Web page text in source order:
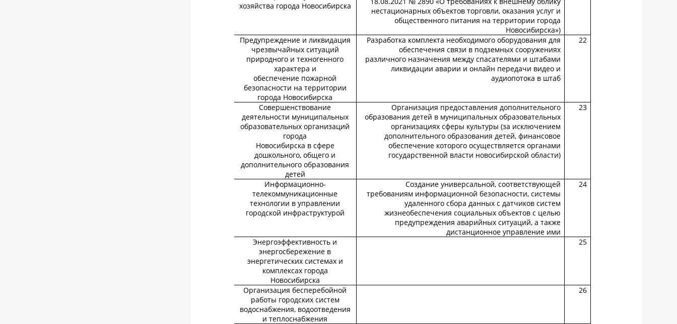
хозяйства города Новосибирска
нестационарных объектов торговли, оказания услуг и
общественного питания на территории города
Новосибирска»)
22
Разработка комплекта необходимого оборудования для
обеспечения связи в подземных сооружениях
различного назначения между спасателями и штабами
ликвидации аварии и онлайн передачи видео и
аудиопотока в штаб
Предупреждение и ликвидация
чрезвычайных ситуаций
природного и техногенного
характера и
обеспечение пожарной
безопасности на территории
города Новосибирска
23
Организация предоставления дополнительного
образования детей в муниципальных образовательных
организациях сферы культуры (за исключением
дополнительного образования детей, финансовое
обеспечение которого осуществляется органами
государственной власти новосибирской области)
Совершенствование
деятельности муниципальных
образовательных организаций
города
Новосибирска в сфере
дошкольного, общего и
дополнительного образования
детей
24
Создание универсальной, соответствующей
требованиям информационной безопасности, системы
удаленного сбора данных с датчиков систем
жизнеобеспечения социальных объектов с целью
предупреждения аварийных ситуаций, а также
дистанционное управление ими
Информационно-
телекоммуникационные
технологии в управлении
городской инфраструктурой
25
Энергоэффективность и
энергосбережение в
энергетических системах и
комплексах города
Новосибирска
26
Организация бесперебойной
работы городских систем
водоснабжения, водоотведения
и теплоснабжения